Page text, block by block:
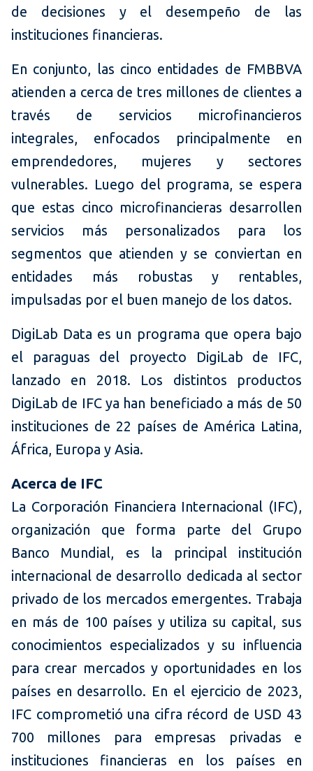
de decisiones y el desempeño de las
instituciones financieras.
En conjunto, las cinco entidades de FMBBVA
atienden a cerca de tres millones de clientes a
través de servicios microfinancieros
integrales, enfocados principalmente en
emprendedores, mujeres y sectores
vulnerables. Luego del programa, se espera
que estas cinco microfinancieras desarrollen
servicios más personalizados para los
segmentos que atienden y se conviertan en
entidades más robustas y rentables,
impulsadas por el buen manejo de los datos.
DigiLab Data es un programa que opera bajo
el paraguas del proyecto DigiLab de IFC,
lanzado en 2018. Los distintos productos
DigiLab de IFC ya han beneficiado a más de 50
instituciones de 22 países de América Latina,
África, Europa y Asia.
Acerca de IFC
La Corporación Financiera Internacional (IFC),
organización que forma parte del Grupo
Banco Mundial, es la principal institución
internacional de desarrollo dedicada al sector
privado de los mercados emergentes. Trabaja
en más de 100 países y utiliza su capital, sus
conocimientos especializados y su influencia
para crear mercados y oportunidades en los
países en desarrollo. En el ejercicio de 2023,
IFC comprometió una cifra récord de USD 43
700 millones para empresas privadas e
instituciones financieras en los países en